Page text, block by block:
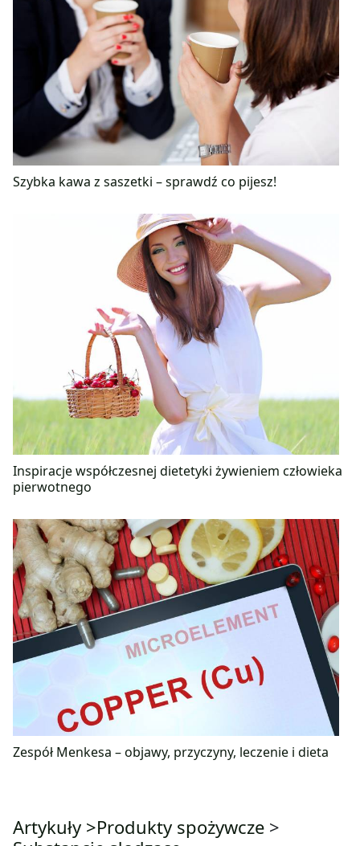
Szybka kawa z saszetki – sprawdź co pijesz!
Inspiracje współczesnej dietetyki żywieniem człowieka
pierwotnego
Zespół Menkesa – objawy, przyczyny, leczenie i dieta
Artykuły >Produkty spożywcze >